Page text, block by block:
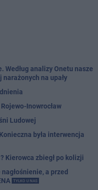
Według analizy Onetu nasze
na upały
Inowrocław
Ludowej
była interwencja
Kierowca zbiegł po kolizji
a przed
TYLKO U NAS